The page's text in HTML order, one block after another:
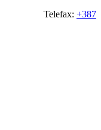
Telefax: +387